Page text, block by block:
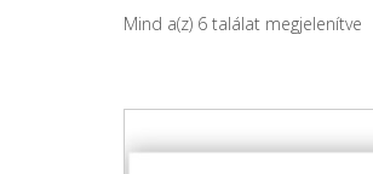
Mind a(z) 6 találat megjelenítve